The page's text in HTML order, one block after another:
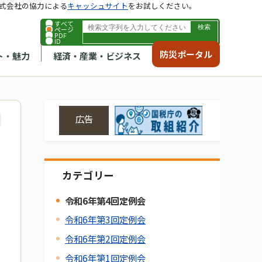
すべて
ページ
PDF
ID
・魅力 経済・産業・ビジネス 防災ポータル
会社の協力によるキャッシュサイトをお試しください。
広告
カテゴリー
令和6年第4回定例会
令和6年第3回定例会
令和6年第2回定例会
令和6年第1回定例会